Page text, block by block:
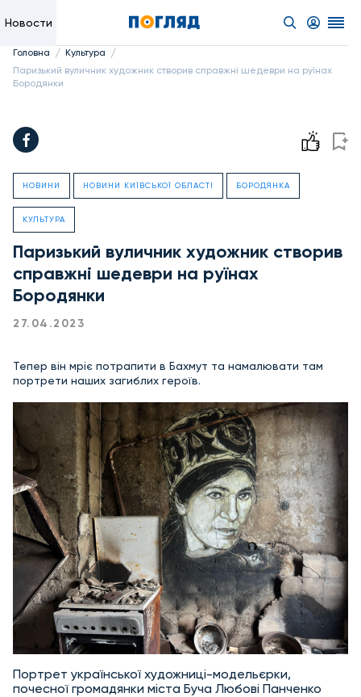
Новости
Головна / Культура /
Паризький вуличник художник створив справжні шедеври на руїнах
Бородянки
НОВИНИ НОВИНИ КИЇВСЬКОЇ ОБЛАСТІ БОРОДЯНКА
КУЛЬТУРА
Паризький вуличник художник створив
справжні шедеври на руїнах
Бородянки
27.04.2023
Тепер він мріє потрапити в Бахмут та намалювати там
портрети наших загиблих героїв.
Портрет української художниці-модельєрки,
почесної громадянки міста Буча Любові Панченко